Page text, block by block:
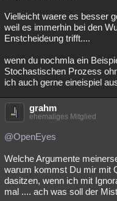
Vielleicht waere es besser
weil es immerhin bei den
Enstcheideung trifft....
wenn du nochmla ein
Stochastischen Prozess
ich auch gerne eineispiel
grahm
ehemaliges Mitglied
@OpenEyes
Welche Argumente
warum kommst Du mir mit
dasitzen, wenn ich mit
mal .... ach was soll der